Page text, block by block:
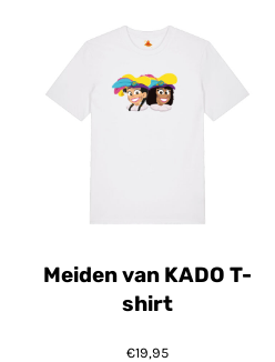
Meiden van KADO T-
shirt
€19,95